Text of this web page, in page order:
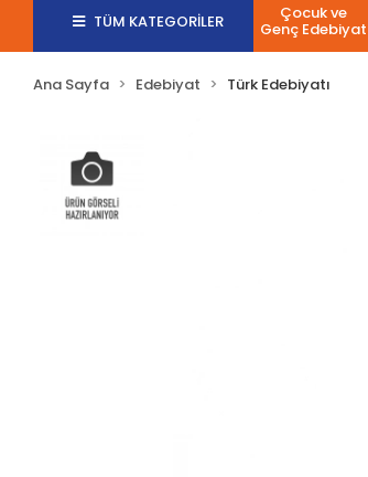
TÜM KATEGORİLER Çocuk ve
Genç Edebiyat
Ana Sayfa Edebiyat Türk Edebiyatı